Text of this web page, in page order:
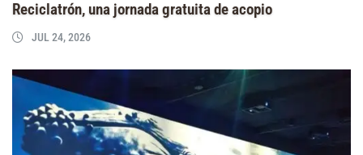
Reciclatrón, una jornada gratuita de acopio
JUL 24, 2026